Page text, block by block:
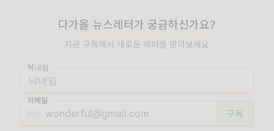
다가올 뉴스레터가 궁금하신가요?
지금 구독해서 새로운 레터를 받아보세요
닉네임
이메일
✉️